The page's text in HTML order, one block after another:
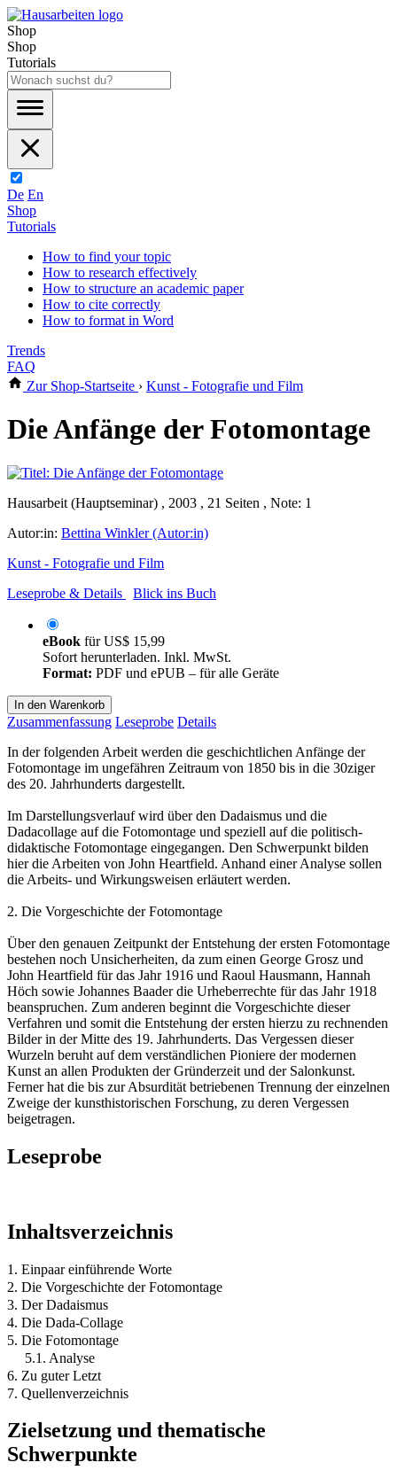
Shop
Shop
Tutorials
De En
Shop
Tutorials
How to find your topic
How to research effectively
How to structure an academic paper
How to cite correctly
How to format in Word
Trends
FAQ
Zur Shop-Startseite › Kunst - Fotografie und Film
Die Anfänge der Fotomontage
Hausarbeit (Hauptseminar) , 2003 , 21 Seiten , Note: 1
Autor:in: Bettina Winkler (Autor:in)
Kunst - Fotografie und Film
Leseprobe & Details
Blick ins Buch
eBook fürUS$ 15,99
Sofort herunterladen. Inkl. MwSt.
Format: PDF und ePUB – für alle Geräte
In den Warenkorb
Zusammenfassung Leseprobe Details
In der folgenden Arbeit werden die geschichtlichen Anfänge der
Fotomontage im ungefähren Zeitraum von 1850 bis in die 30ziger
des 20. Jahrhunderts dargestellt.
Im Darstellungsverlauf wird über den Dadaismus und die
Dadacollage auf die Fotomontage und speziell auf die politisch-
didaktische Fotomontage eingegangen. Den Schwerpunkt bilden
hier die Arbeiten von John Heartfield. Anhand einer Analyse sollen
die Arbeits- und Wirkungsweisen erläutert werden.
2. Die Vorgeschichte der Fotomontage
Über den genauen Zeitpunkt der Entstehung der ersten Fotomontage
bestehen noch Unsicherheiten, da zum einen George Grosz und
John Heartfield für das Jahr 1916 und Raoul Hausmann, Hannah
Höch sowie Johannes Baader die Urheberrechte für das Jahr 1918
beanspruchen. Zum anderen beginnt die Vorgeschichte dieser
Verfahren und somit die Entstehung der ersten hierzu zu rechnenden
Bilder in der Mitte des 19. Jahrhunderts. Das Vergessen dieser
Wurzeln beruht auf dem verständlichen Pioniere der modernen
Kunst an allen Produkten der Gründerzeit und der Salonkunst.
Ferner hat die bis zur Absurdität betriebenen Trennung der einzelnen
Zweige der kunsthistorischen Forschung, zu deren Vergessen
beigetragen.
Leseprobe
Inhaltsverzeichnis
1. Einpaar einführende Worte
2. Die Vorgeschichte der Fotomontage
3. Der Dadaismus
4. Die Dada-Collage
5. Die Fotomontage
5.1. Analyse
6. Zu guter Letzt
7. Quellenverzeichnis
Zielsetzung und thematische
Schwerpunkte